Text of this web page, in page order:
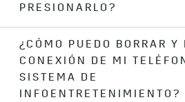
encajar en la ventana de la gráfica
PRESIONARLO?
Si el ícono de Apple CarPlay sigue
central incluso después de intentar
indicar un problema con la conexión
Asegúrate de que tus ajustes de
¿CÓMO PUEDO BORRAR Y
CONEXIÓN DE MI
SISTEMA DE
INFOENTRETENIMIENTO?